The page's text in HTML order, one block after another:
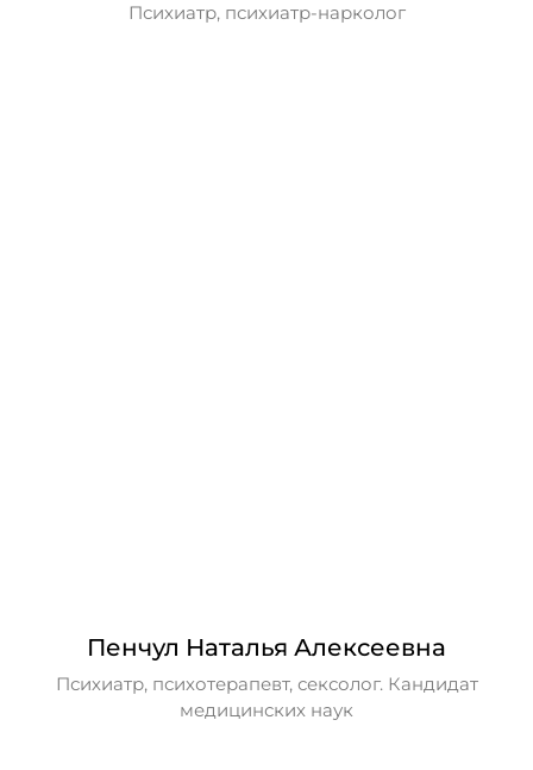
Психиатр, психиатр-нарколог
Пенчул Наталья Алексеевна
Психиатр, психотерапевт, сексолог. Кандидат
медицинских наук